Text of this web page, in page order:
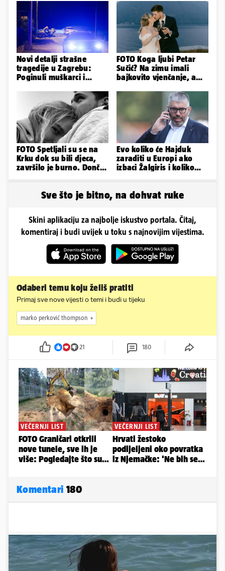
Novi detalji strašne
tragedije u Zagrebu:
Poginuli muškarci i
FOTO Koga ljubi Petar
Sučić? Na zimu imali
bajkovito vjenčanje, a
sin!
FOTO Spetljali su se na
Krku dok su bili djeca,
završilo je burno. Dončić
Evo koliko će Hajduk
zaraditi u Europi ako
izbaci Žalgiris i koliko
Sve što je bitno, na dohvat ruke
Skini aplikaciju za najbolje iskustvo portala. Čitaj,
komentiraj i budi uvijek u toku s najnovijim vijestima.
Odaberi temu koju želiš pratiti
Primaj sve nove vijesti o temi i budi u tijeku
marko perković thompson
21 180
Komentari 180